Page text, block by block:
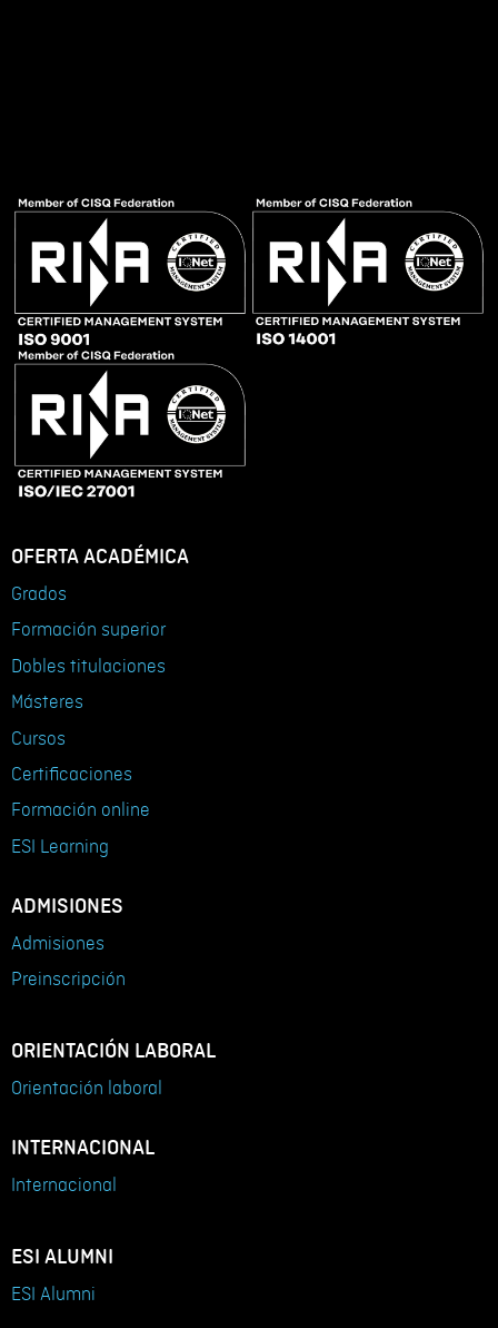
OFERTA ACADÉMICA
Grados
Formación superior
Dobles titulaciones
Másteres
Cursos
Certificaciones
Formación online
ESI Learning
ADMISIONES
Admisiones
Preinscripción
ORIENTACIÓN LABORAL
Orientación laboral
INTERNACIONAL
Internacional
ESI ALUMNI
ESI Alumni